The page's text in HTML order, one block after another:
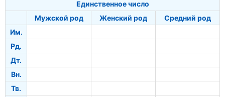
Единственное число
Мужской род
Женский род
Средний род
Им.
Рд.
Дт.
Вн.
Тв.